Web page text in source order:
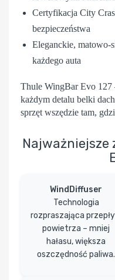
Certyfikacja City
bezpieczeństwa
Eleganckie, matowo-
każdego auta
Thule WingBar Evo 127
każdym detalu belki
sprzęt wszędzie tam,
Najważniejsze
WindDiffuser
Technologia
rozpraszająca
powietrza – mniej
hałasu, większa
oszczędność paliwa.